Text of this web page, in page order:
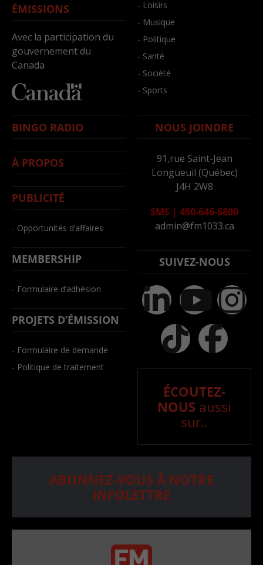
ÉMISSIONS
Avec la participation du
gouvernement du
Canada
- Loisirs
- Musique
- Politique
- Santé
- Société
- Sports
BINGO RADIO
À PROPOS
PUBLICITÉ
- Opportunités d’affaires
MEMBERSHIP
- Formulaire d’adhésion
PROJETS D’ÉMISSION
- Formulaire de demande
- Politique de traitement
NOUS JOINDRE
91,rue Saint-Jean
Longueuil (Québec)
J4H 2W8
SMS | 450-646-6800
admin@fm1033.ca
SUIVEZ-NOUS
ÉCOUTEZ-
NOUS aussi
sur..
ABONNEZ-VOUS À NOTRE
INFOLETTRE